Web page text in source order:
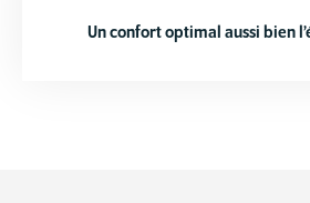
Un confort optimal aussi bien